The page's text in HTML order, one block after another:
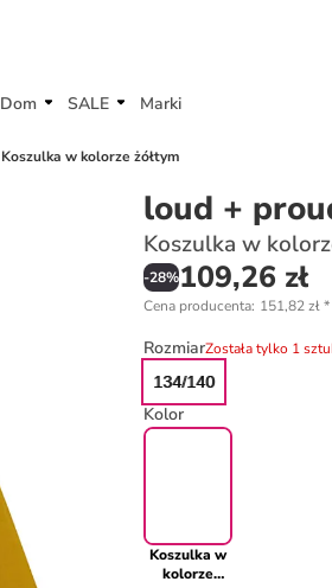
Dom SALE Marki
Koszulka w kolorze żółtym
loud +
Koszulka w
-28%109,26 zł
Cena producenta: 151,82 zł*
RozmiarZostała tylko 1
134/140
Kolor
Koszulka w
kolorze